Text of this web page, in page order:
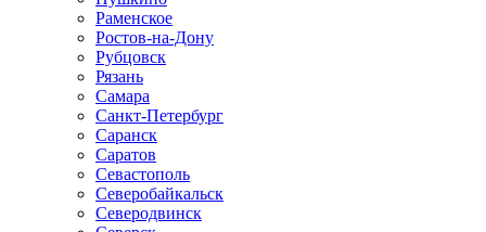
Раменское
Ростов-на-Дону
Рубцовск
Рязань
Самара
Санкт-Петербург
Саранск
Саратов
Севастополь
Северобайкальск
Северодвинск